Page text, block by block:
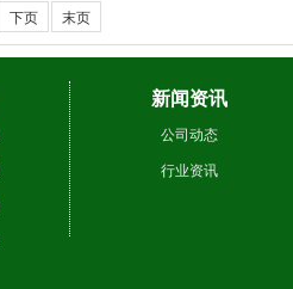
下页 末页
新闻资讯
公司动态
行业资讯